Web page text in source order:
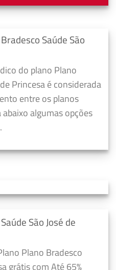
Saúde São
do plano Plano
Princesa é considerada
entre os planos
algumas opções
São José de
Plano Bradesco
grátis com Até 65%